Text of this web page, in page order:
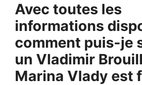
Avec toutes les
informations
comment puis-je
un Vladimir
Marina Vlady est